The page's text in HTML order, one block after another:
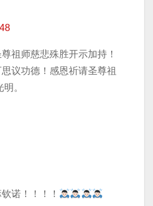
祖师慈悲殊胜开示加持！
议功德！感恩祈请圣尊祖
。
诺！！！！